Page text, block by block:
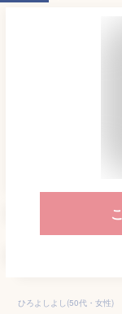
ひろよしよし(50代・女性)